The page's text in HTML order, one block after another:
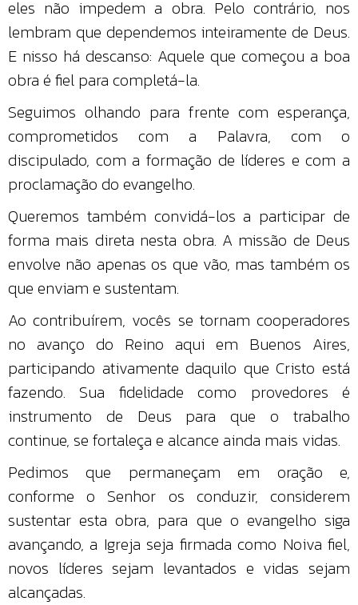
eles não impedem a obra. Pelo contrário, nos
lembram que dependemos inteiramente de Deus.
E nisso há descanso: Aquele que começou a boa
obra é fiel para completá-la.
Seguimos olhando para frente com esperança,
comprometidos com a Palavra, com o
discipulado, com a formação de líderes e com a
proclamação do evangelho.
Queremos também convidá-los a participar de
forma mais direta nesta obra. A missão de Deus
envolve não apenas os que vão, mas também os
que enviam e sustentam.
Ao contribuírem, vocês se tornam cooperadores
no avanço do Reino aqui em Buenos Aires,
participando ativamente daquilo que Cristo está
fazendo. Sua fidelidade como provedores é
instrumento de Deus para que o trabalho
continue, se fortaleça e alcance ainda mais vidas.
Pedimos que permaneçam em oração e,
conforme o Senhor os conduzir, considerem
sustentar esta obra, para que o evangelho siga
avançando, a Igreja seja firmada como Noiva fiel,
novos líderes sejam levantados e vidas sejam
alcançadas.